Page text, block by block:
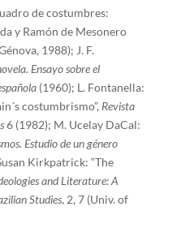
de costumbres:
y Ramón de Mesonero
1988); J. F.
Ensayo sobre el
(1960); L. Fontanella:
costumbrismo”, Revista
6 (1982); M. Ucelay DaCal:
Estudio de un género
Kirkpatrick: “The
and Literature: A
Studies, 2, 7 (Univ. of